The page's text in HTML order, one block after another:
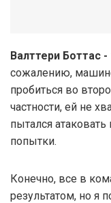
Валттери Боттас -
сожалению,
пробиться во
частности, ей не
пытался
попытки.
Конечно, все в
результатом, но я